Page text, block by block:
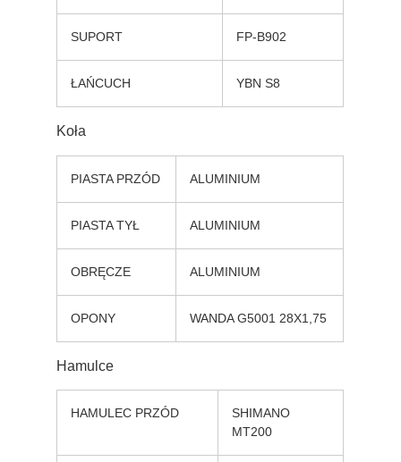
SUPORT FP-B902
ŁAŃCUCH YBN S8
Koła
PIASTA PRZÓD ALUMINIUM
PIASTA TYŁ ALUMINIUM
OBRĘCZE ALUMINIUM
OPONY WANDA G5001 28X1,75
Hamulce
HAMULEC PRZÓD
SHIMANO
MT200